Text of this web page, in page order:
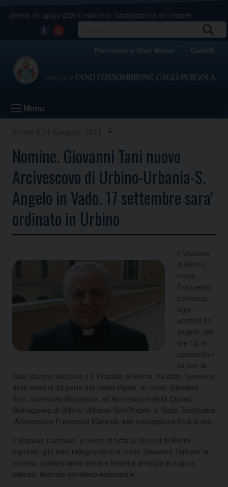
giovedì 06 agosto 2026 Festa della Trasfigurazione del Signore
Facebook
Youtube
Parrocchie e Orari Messe Contatti
Menu
Nomine. Giovanni Tani nuovo
Arcivescovo di Urbino-Urbania-S.
Angelo in Vado. 17 settembre sara’
ordinato in Urbino
Il Vescovo
di Rimini,
mons.
Francesco
Lambiasi,
oggi
venerdì 24
giugno, alle
ore 12, in
concomitan
za con la
Sala Stampa vaticana e il Vicariato di Roma, ha dato l’annuncio
della nomina da parte del Santo Padre, di mons. Giovanni
Tani, sacerdote diocesano, ad Arcivescovo della Diocesi
Suffraganea di Urbino-Urbania-Sant’Angelo in Vado. Sostituisce
l’Arcivescovo Francesco Marinelli, per sopraggiunti limiti di età.
Il Vescovo Lambiasi, a nome di tutta la Diocesi di Rimini,
esprime i più felici rallegramenti a mons. Giovanni Tani per la
nomina, confermando stima e fraterna amicizia e augura
intenso, fecondo ministero episcopale.